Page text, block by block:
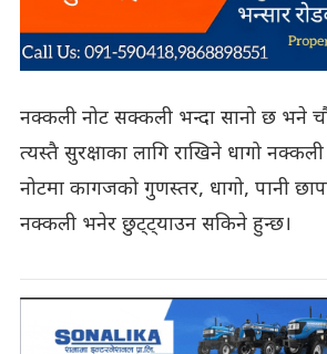
नक्कली नोट सक्कली भन्दा सानो छ भने
त्यस्तै सुरक्षाका लागि राखिने धागो
नोटमा कागजको गुणस्तर, धागो, पानी
नक्कली भनेर छुट्ट्याउन सकिने हुन्छ।